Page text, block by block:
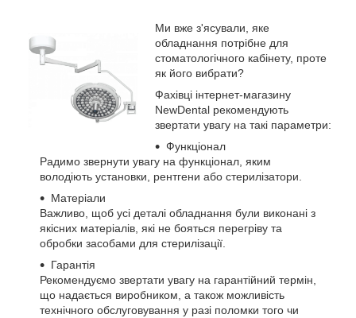
Ми вже з'ясували, яке
обладнання потрібне для
стоматологічного кабінету, проте
як його вибрати?
Фахівці інтернет-магазину
NewDental рекомендують
звертати увагу на такі параметри:
Функціонал
Радимо звернути увагу на функціонал, яким
володіють установки, рентгени або стерилізатори.
Матеріали
Важливо, щоб усі деталі обладнання були виконані з
якісних матеріалів, які не бояться перегріву та
обробки засобами для стерилізації.
Гарантія
Рекомендуємо звертати увагу на гарантійний термін,
що надається виробником, а також можливість
технічного обслуговування у разі поломки того чи